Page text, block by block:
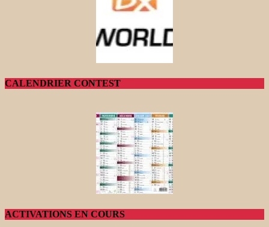
CALENDRIER CONTEST
ACTIVATIONS EN COURS